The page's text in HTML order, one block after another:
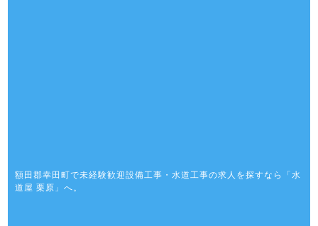
額田郡幸田町で未経験歓迎設備工事・水道工事の求人を探すなら「水
道屋 栗原」へ。